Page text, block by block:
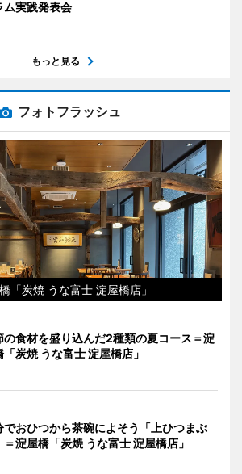
ム実践発表会
もっと見る
フォトフラッシュ
「炭焼 うな富士 淀屋橋店」
の食材を盛り込んだ2種類の夏コース＝淀
「炭焼 うな富士 淀屋橋店」
でおひつから茶碗によそう「上ひつまぶ
＝淀屋橋「炭焼 うな富士 淀屋橋店」